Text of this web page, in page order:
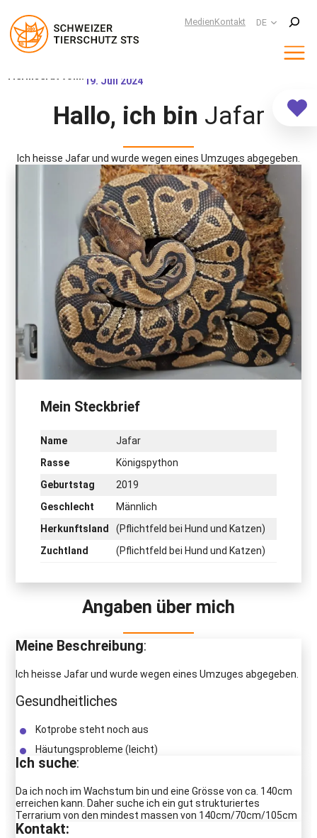
MedienKontakt DE
Suchen
19. Juli 2024
Hallo, ich bin Jafar
Ich heisse Jafar und wurde wegen eines Umzuges abgegeben.
Mein Steckbrief
Name
Jafar
Rasse
Königspython
Geburtstag
2019
Geschlecht
Männlich
Herkunftsland
(Pflichtfeld bei Hund und Katzen)
Zuchtland
(Pflichtfeld bei Hund und Katzen)
Angaben über mich
Meine Beschreibung:
Ich heisse Jafar und wurde wegen eines Umzuges abgegeben.
Gesundheitliches
Kotprobe steht noch aus
Häutungsprobleme (leicht)
Ich suche:
Da ich noch im Wachstum bin und eine Grösse von ca. 140cm
erreichen kann. Daher suche ich ein gut strukturiertes
Terrarium von den mindest massen von 140cm/70cm/105cm
Kontakt: